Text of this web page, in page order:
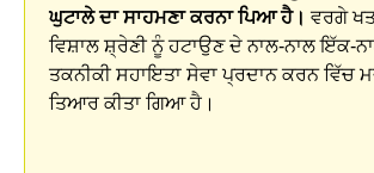
ਘੁਟਾਲੇ ਦਾ ਸਾਹਮਣਾ ਕਰਨਾ ਪਿਆ ਹੈ। ਵਰਗੇ
ਵਿਸ਼ਾਲ ਸ਼੍ਰੇਣੀ ਨੂੰ ਹਟਾਉਣ ਦੇ ਨਾਲ-ਨਾਲ ਇੱਕ-
ਤਕਨੀਕੀ ਸਹਾਇਤਾ ਸੇਵਾ ਪ੍ਰਦਾਨ ਕਰਨ
ਤਿਆਰ ਕੀਤਾ ਗਿਆ ਹੈ।